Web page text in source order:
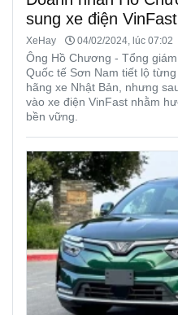
sung xe điện
XeHay 04/02/2024, lúc 07:02
Ông Hồ Chương - Tổng
Quốc tế Sơn Nam tiết lộ
hãng xe Nhật Bản, nhưng
vào xe điện VinFast nhằm
bền vững.